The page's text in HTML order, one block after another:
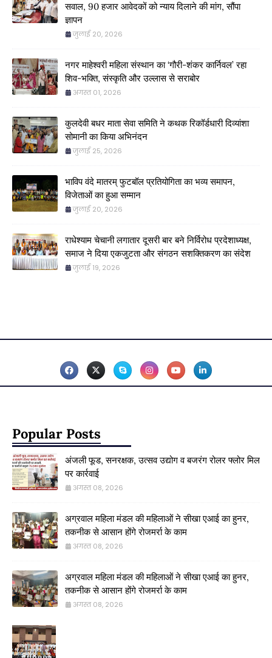
सवाल, 90 हजार आवेदकों को न्याय दिलाने की मांग, सौंपा
ज्ञापन
जुलाई 20, 2026
नगर माहेश्वरी महिला संस्थान का ‘गौरी-शंकर कार्निवल’ रहा
शिव-भक्ति, संस्कृति और उल्लास से सराबोर
अगस्त 01, 2026
कुलदेवी बधर माता सेवा समिति ने कथक रिकॉर्डधारी दिव्यांशा
सोमानी का किया अभिनंदन
जुलाई 25, 2026
भाविप वंदे मातरम् फुटबॉल प्रतियोगिता का भव्य समापन,
विजेताओं का हुआ सम्मान
जुलाई 20, 2026
राधेश्याम चेचानी लगातार दूसरी बार बने निर्विरोध प्रदेशाध्यक्ष,
समाज ने दिया एकजुटता और संगठन सशक्तिकरण का संदेश
जुलाई 19, 2026
Popular Posts
अंजली फूड, सनरक्षक, उत्सव उद्योग व बजरंग रोलर फ्लोर मिल
पर कार्रवाई
अगस्त 08, 2026
अग्रवाल महिला मंडल की महिलाओं ने सीखा एआई का हुनर,
तकनीक से आसान होंगे रोजमर्रा के काम
अगस्त 08, 2026
अग्रवाल महिला मंडल की महिलाओं ने सीखा एआई का हुनर,
तकनीक से आसान होंगे रोजमर्रा के काम
अगस्त 08, 2026